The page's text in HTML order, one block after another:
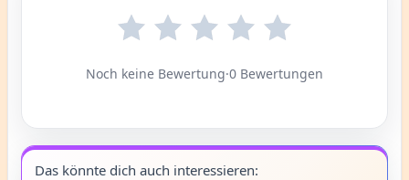
Noch keine Bewertung·0 Bewertungen
Das könnte dich auch interessieren: